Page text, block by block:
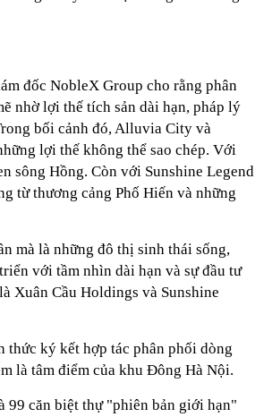
đốc NobleX Group cho rằng phân
nhờ lợi thế tích sản dài hạn, pháp lý
bối cảnh đó, Alluvia City và
lợi thế không thể sao chép. Với
sông Hồng. Còn với Sunshine Legend
từ thương cảng Phố Hiến và những
mà là những đô thị sinh thái sống,
với tầm nhìn dài hạn và sự đầu tư
Xuân Cầu Holdings và Sunshine
ký kết hợp tác phân phối dòng
là tâm điểm của khu Đông Hà Nội.
99 căn biệt thự "phiên bản giới hạn"